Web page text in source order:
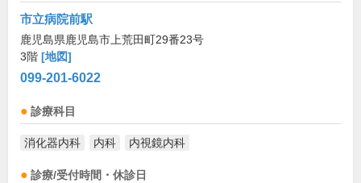
市立病院前駅
鹿児島県鹿児島市上荒田町29番23号
3階 [地図]
099-201-6022
診療科目
消化器内科 内科 内視鏡内科
診療/受付時間・休診日